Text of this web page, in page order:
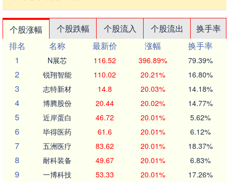
个股涨幅 个股跌幅 个股流入 个股流出
换手率
排名
名称 最新价 涨幅
换手率
1
N展芯 116.52 396.89% 79.39%
2 锐翔智能 110.02 20.21% 16.80%
3 志特新材 14.8 20.03% 14.18%
4 博腾股份 20.44 20.02% 14.77%
5 近岸蛋白 46.72 20.01% 5.62%
6 毕得医药 61.6 20.01% 6.12%
7 五洲医疗 83.62 20.01% 18.37%
8 耐科装备 49.67 20.01% 6.83%
9 一博科技 53.33 20.01% 17.26%